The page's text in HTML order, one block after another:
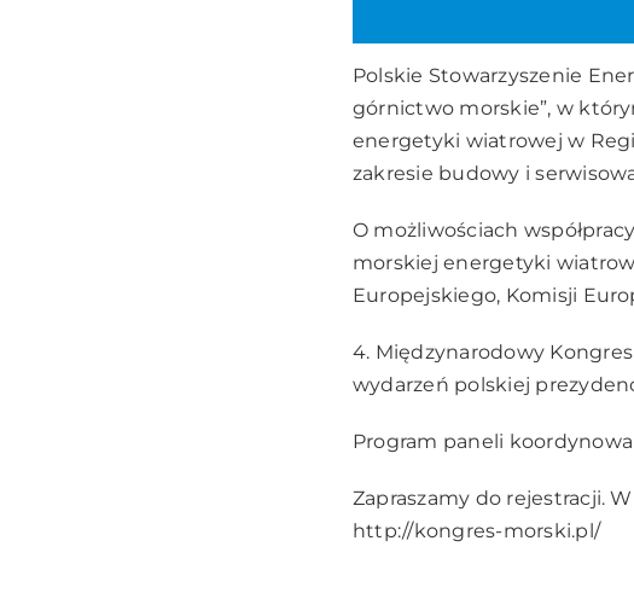
Polskie Stowarzyszenie
górnictwo morskie”, w
energetyki wiatrowej w
zakresie budowy i
O możliwościach
morskiej energetyki
Europejskiego, Komisji
4. Międzynarodowy
wydarzeń polskiej
Program paneli
Zapraszamy do rejestracji.
http://kongres-morski.pl/